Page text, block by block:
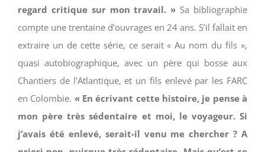
regard critique sur mon travail. » Sa bibliographie
compte une trentaine d’ouvrages en 24 ans. S’il fallait en
extraire un de cette série, ce serait « Au nom du fils »,
quasi autobiographique, avec un père qui bosse aux
Chantiers de l’Atlantique, et un fils enlevé par les FARC
en Colombie. « En écrivant cette histoire, je pense à
mon père très sédentaire et moi, le voyageur. Si
j’avais été enlevé, serait-il venu me chercher ? A